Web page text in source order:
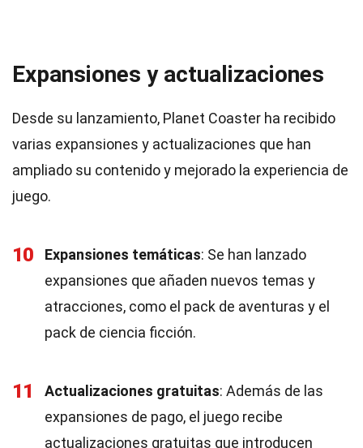
Expansiones y actualizaciones
Desde su lanzamiento, Planet Coaster ha recibido
varias expansiones y actualizaciones que han
ampliado su contenido y mejorado la experiencia de
juego.
10 Expansiones temáticas: Se han lanzado
expansiones que añaden nuevos temas y
atracciones, como el pack de aventuras y el
pack de ciencia ficción.
11 Actualizaciones gratuitas: Además de las
expansiones de pago, el juego recibe
actualizaciones gratuitas que introducen